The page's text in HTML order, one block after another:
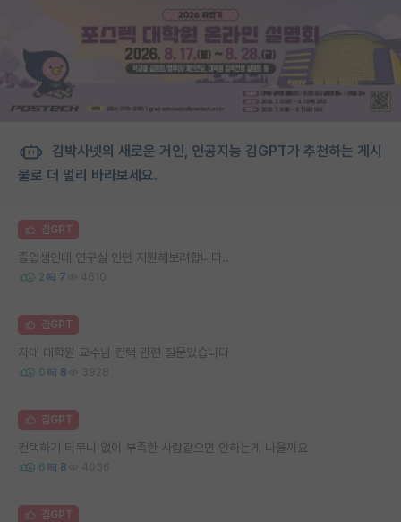
김박사넷의 새로운 거인, 인공지능 김GPT가 추천하는 게시
물로 더 멀리 바라보세요.
김GPT
졸업생인데 연구실 인턴 지원해보려합니다..
2 7 4610
김GPT
자대 대학원 교수님 컨택 관련 질문있습니다
0 8 3928
김GPT
컨택하기 터무니 없이 부족한 사람같으면 안하는게 나을까요
6 8 4036
김GPT